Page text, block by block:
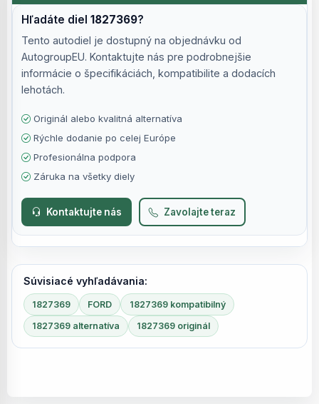
Hľadáte diel1827369?
Tento autodiel je dostupný na objednávku od
AutogroupEU. Kontaktujte nás pre podrobnejšie
informácie o špecifikáciách, kompatibilite a dodacích
lehotách.
Originál alebo kvalitná alternatíva
Rýchle dodanie po celej Európe
Profesionálna podpora
Záruka na všetky diely
Kontaktujte nás Zavolajte teraz
Súvisiacé vyhľadávania:
1827369 FORD 1827369 kompatibilný
1827369 alternatíva 1827369 originál